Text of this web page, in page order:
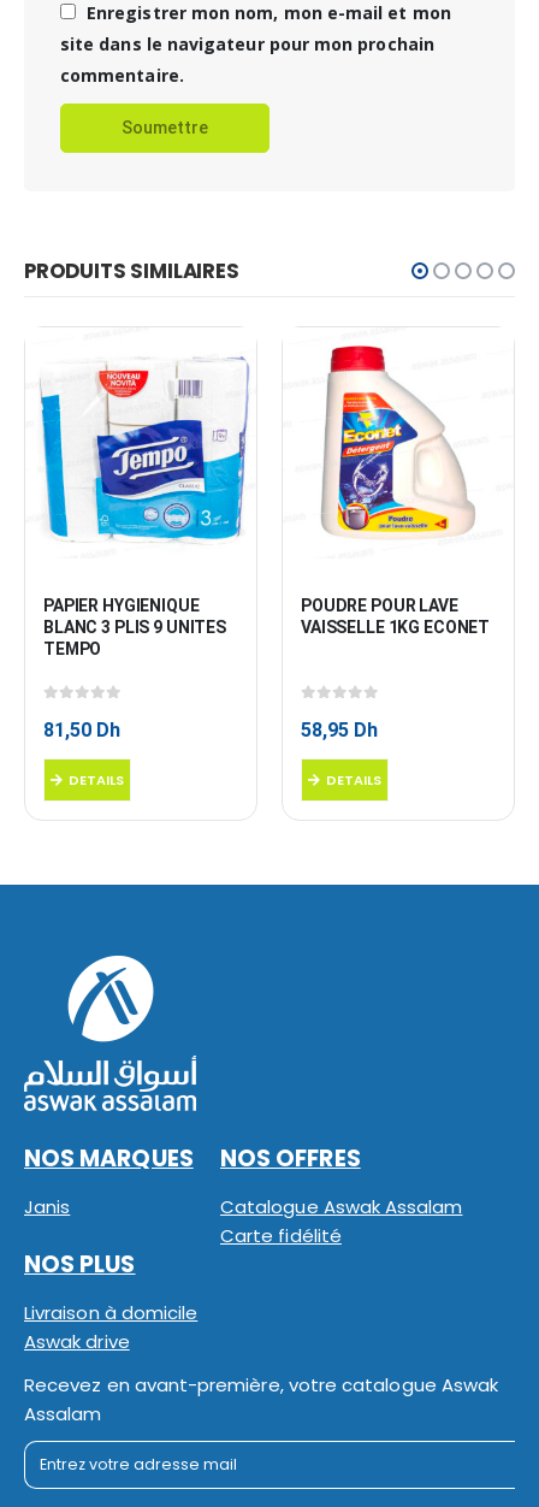
Enregistrer mon nom, mon e-mail et mon
site dans le navigateur pour mon prochain
commentaire.
PRODUITS SIMILAIRES
PAPIER HYGIENIQUE
BLANC 3 PLIS 9 UNITES
TEMPO
81,50 Dh
DETAILS
POUDRE POUR LAVE
VAISSELLE 1KG ECONET
58,95 Dh
DETAILS
NOS MARQUES
Janis
NOS OFFRES
Catalogue Aswak Assalam
Carte fidélité
NOS PLUS
Livraison à domicile
Aswak drive
Recevez en avant-première, votre catalogue Aswak
Assalam